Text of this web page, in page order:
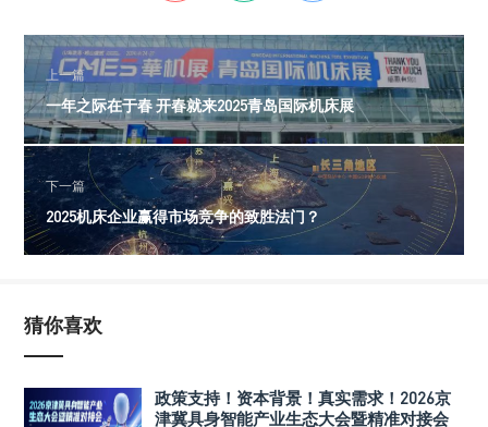
上一篇
一年之际在于春 开春就来2025青岛国际机床展
下一篇
2025机床企业赢得市场竞争的致胜法门？
猜你喜欢
政策支持！资本背景！真实需求！2026京
津冀具身智能产业生态大会暨精准对接会